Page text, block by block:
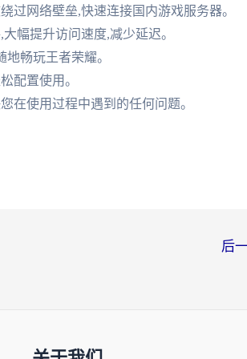
过网络壁垒,快速连接国内游戏服务器。
幅提升访问速度,减少延迟。
畅玩王者荣耀。
配置使用。
在使用过程中遇到的任何问题。
后